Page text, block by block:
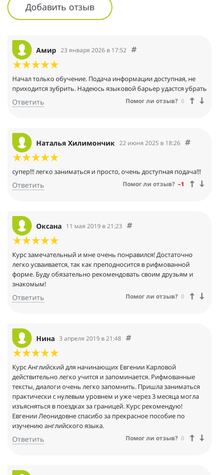
Добавить отзыв
Амир 23 января 2026 в 17:52
Начал только обучение. Подача информации доступная, не
приходится зубрить. Надеюсь языковой барьер удастся убрать
Ответить Помог ли отзыв? 0
Наталья Хилимончик 22 июня 2025 в 18:26
супер!!! легко заниматься и просто, очень доступная подача!!!
Ответить Помог ли отзыв? –1
Оксана 11 мая 2019 в 21:23
Курс замечательный и мне очень понравился! Достаточно
легко усваивается, так как преподносится в рифмованной
форме. Буду обязательно рекомендовать своим друзьям и
знакомым!
Ответить Помог ли отзыв? 0
Нина 3 апреля 2019 в 21:48
Курс Английский для начинающих Евгении Карловой
действительно легко учится и запоминается. Рифмованные
тексты, диалоги очень легко запомнить. Пришла заниматься
практически с нулевым уровнем и уже через 3 месяца могла
изъясняться в поездках за границей. Курс рекомендую!
Евгении Леонидовне спасибо за прекрасное пособие по
изучению английского языка.
Ответить Помог ли отзыв? 0